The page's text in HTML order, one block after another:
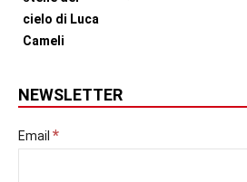
NEWSLETTER
Email *